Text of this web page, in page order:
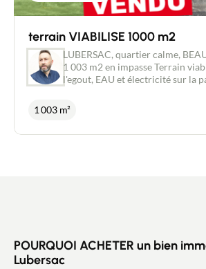
terrain VIABILISE 1000 m2
LUBERSAC, quartier calme,
1 003 m2 en impasse Terrain
l'egout, EAU et électricité sur la
1 003 m²
POURQUOI ACHETER un bien
Lubersac